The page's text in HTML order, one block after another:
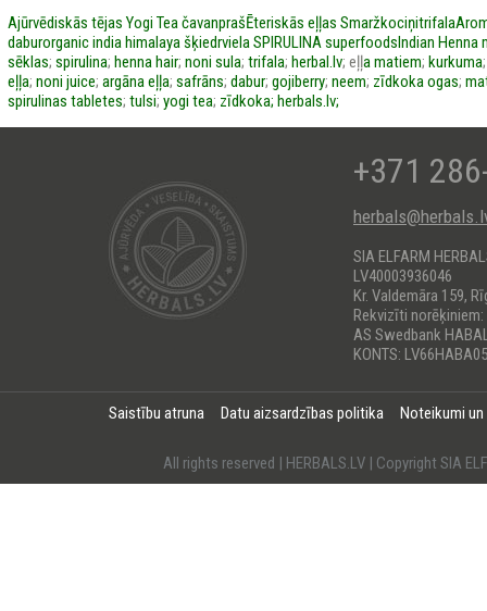
Ajūrvēdiskās tējas Yogi TeačavanprašĒteriskās eļļas Smaržkociņitrifala
daburorganic india himalayašķiedrvielaSPIRULINAsuperfoods Indian Henna
sēklas; spirulina; henna hair; noni sula; trifala; herbal.lv; eļļ a matiem; kurkuma
eļļa; noni juice; argāna eļļa; safrāns; dabur; gojiberry; neem; zīdkoka ogas;
spirulinas tabletes; tulsi; yogi tea; zīdkoka; herbals.lv;
+371
SIA ELFARM
LV40003936046
Kr. Valdemāra 159,
Rekvizīti norēķiniem:
AS Swedbank
KONTS:
Saistību atruna Datu aizsardzības politika Noteikumi
All rights reserved | HERBALS.LV | Copyright SIA